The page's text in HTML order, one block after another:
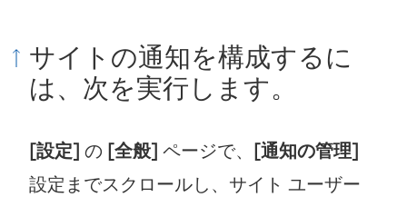
サイトの通知を構成するに
は、次を実行します。
[設定] の [全般] ページで、 [通知の管理]
設定までスクロールし、サイト ユーザー